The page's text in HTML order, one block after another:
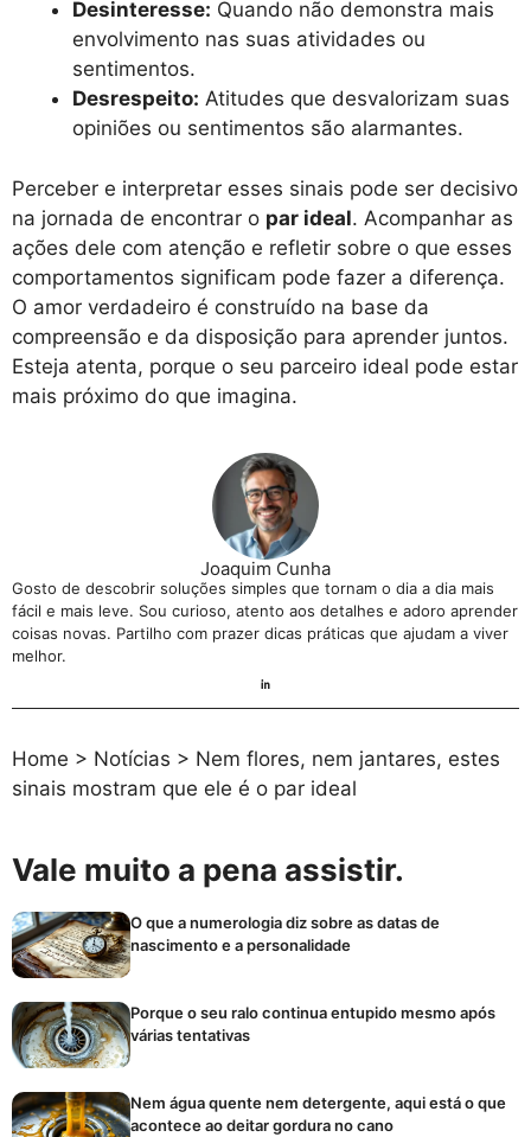
Desinteresse: Quando não demonstra mais
envolvimento nas suas atividades ou
sentimentos.
Desrespeito: Atitudes que desvalorizam suas
opiniões ou sentimentos são alarmantes.
Perceber e interpretar esses sinais pode ser decisivo
na jornada de encontrar o par ideal. Acompanhar as
ações dele com atenção e refletir sobre o que esses
comportamentos significam pode fazer a diferença.
O amor verdadeiro é construído na base da
compreensão e da disposição para aprender juntos.
Esteja atenta, porque o seu parceiro ideal pode estar
mais próximo do que imagina.
Joaquim Cunha
Gosto de descobrir soluções simples que tornam o dia a dia mais
fácil e mais leve. Sou curioso, atento aos detalhes e adoro aprender
coisas novas. Partilho com prazer dicas práticas que ajudam a viver
melhor.
Home > Notícias > Nem flores, nem jantares, estes
sinais mostram que ele é o par ideal
Vale muito a pena assistir.
O que a numerologia diz sobre as datas de
nascimento e a personalidade
Porque o seu ralo continua entupido mesmo após
várias tentativas
Nem água quente nem detergente, aqui está o que
acontece ao deitar gordura no cano